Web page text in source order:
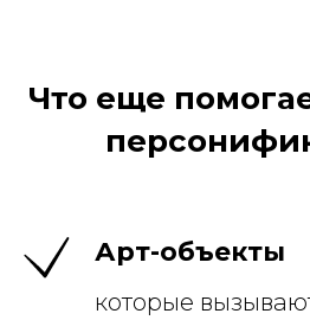
Что еще
Арт-объекты
которые